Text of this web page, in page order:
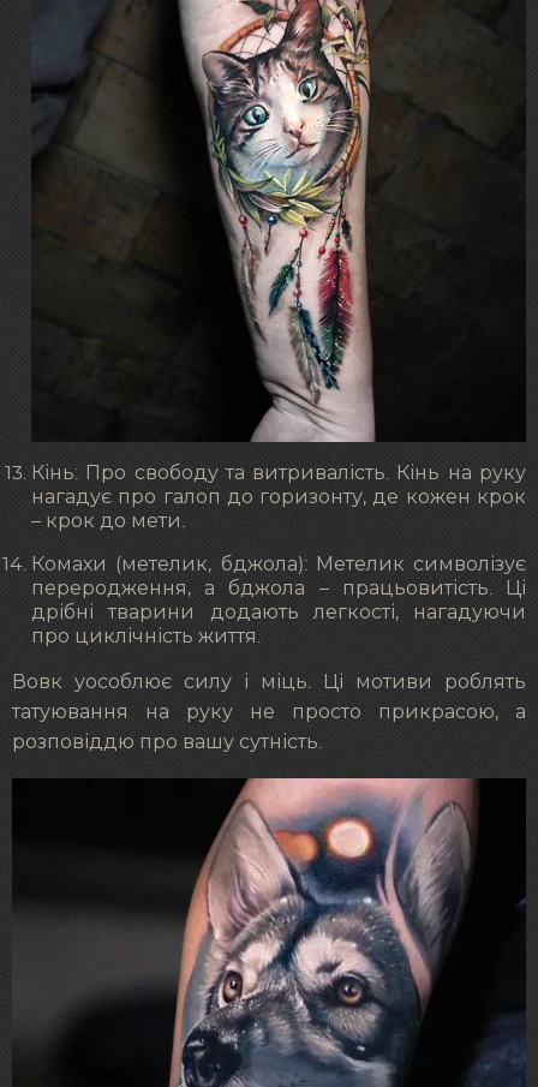
Кінь: Про свободу та витривалість. Кінь на руку
нагадує про галоп до горизонту, де кожен крок
– крок до мети.
Комахи (метелик, бджола): Метелик символізує
переродження, а бджола – працьовитість. Ці
дрібні тварини додають легкості, нагадуючи
про циклічність життя.
Вовк уособлює силу і міць. Ці мотиви роблять
татуювання на руку не просто прикрасою, а
розповіддю про вашу сутність.